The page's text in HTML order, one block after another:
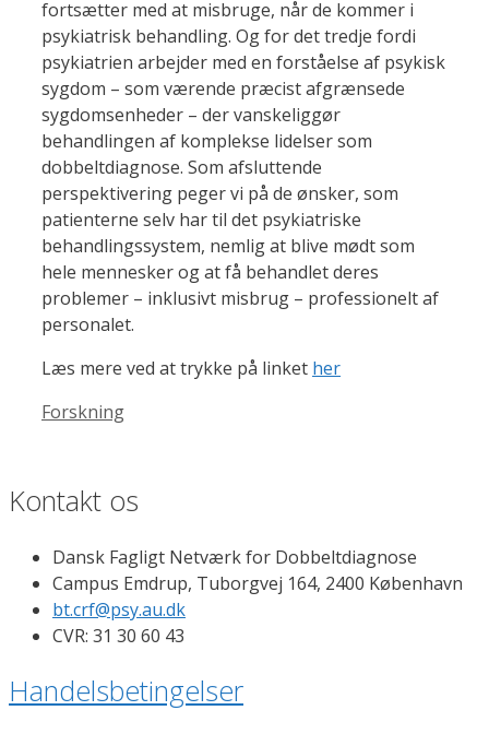
fortsætter med at misbruge, når de kommer i
psykiatrisk behandling. Og for det tredje fordi
psykiatrien arbejder med en forståelse af psykisk
sygdom – som værende præcist afgrænsede
sygdomsenheder – der vanskeliggør
behandlingen af komplekse lidelser som
dobbeltdiagnose. Som afsluttende
perspektivering peger vi på de ønsker, som
patienterne selv har til det psykiatriske
behandlingssystem, nemlig at blive mødt som
hele mennesker og at få behandlet deres
problemer – inklusivt misbrug – professionelt af
personalet.
Læs mere ved at trykke på linket her
Kategorier
Forskning
Kontakt os
Dansk Fagligt Netværk for Dobbeltdiagnose
Campus Emdrup, Tuborgvej 164, 2400 København
bt.crf@psy.au.dk
CVR: 31 30 60 43
Handelsbetingelser